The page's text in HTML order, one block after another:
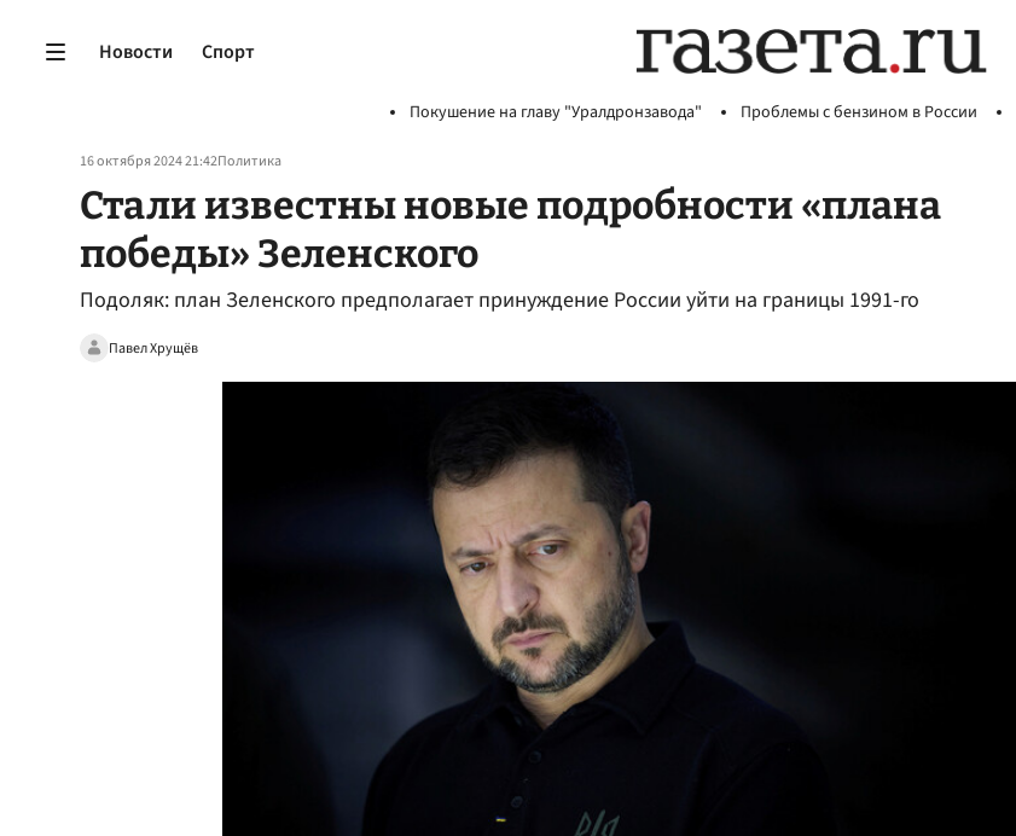
Новости Спорт
Покушение на главу "Уралдронзавода" Проблемы с бензином в России
16 октября 2024 21:42Политика
Стали известны новые подробности «плана
победы» Зеленского
Подоляк: план Зеленского предполагает принуждение России уйти на границы 1991-го
Павел Хрущёв